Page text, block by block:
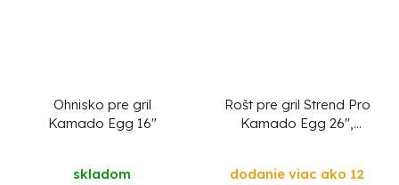
Ohnisko pre gril
Kamado Egg 16"
skladom
Rošt pre gril Strend Pro
Kamado Egg 26",
dodanie viac ako 12